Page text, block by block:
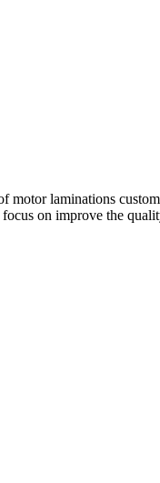
motor laminations
on improve the